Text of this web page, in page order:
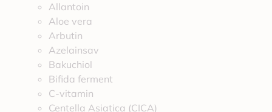
Allantoin
Aloe vera
Arbutin
Azelainsav
Bakuchiol
Bifida ferment
C-vitamin
Centella Asiatica (CICA)